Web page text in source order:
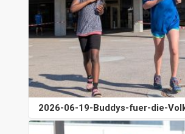
2026-06-19-Buddys-fuer-die-